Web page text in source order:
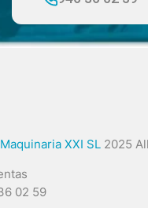
XXI SL 2025
02 59